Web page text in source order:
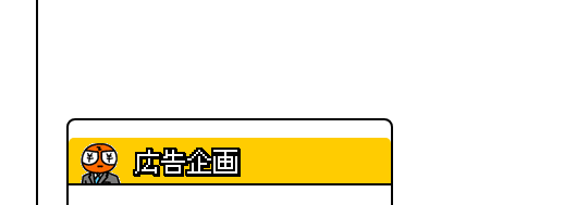
ミンティアで汗がおさえられるの
は本当か(べつやく れい) (08.03